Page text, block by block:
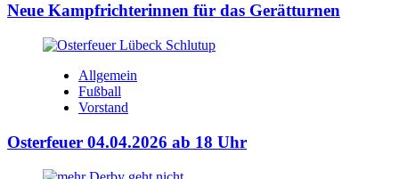
Neue Kampfrichterinnen für das Gerätturnen
Allgemein
Fußball
Vorstand
Osterfeuer 04.04.2026 ab 18 Uhr